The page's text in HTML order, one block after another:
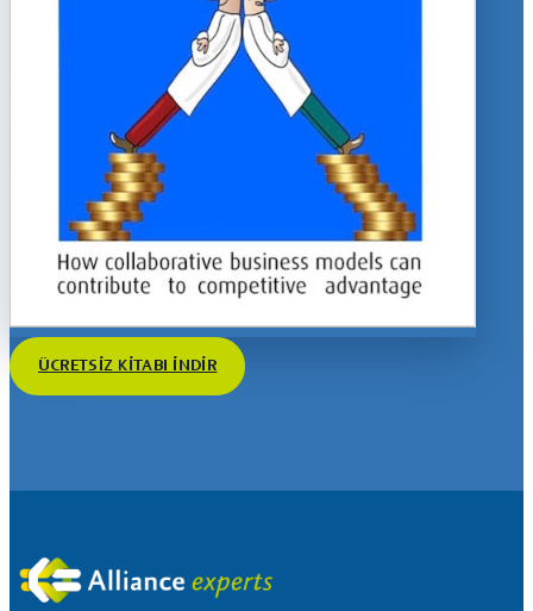
ÜCRETSIZ KITABI INDIR